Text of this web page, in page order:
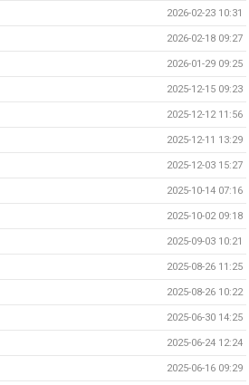
2026-02-23 10:31
2026-02-18 09:27
2026-01-29 09:25
2025-12-15 09:23
2025-12-12 11:56
2025-12-11 13:29
2025-12-03 15:27
2025-10-14 07:16
2025-10-02 09:18
2025-09-03 10:21
2025-08-26 11:25
2025-08-26 10:22
2025-06-30 14:25
2025-06-24 12:24
2025-06-16 09:29